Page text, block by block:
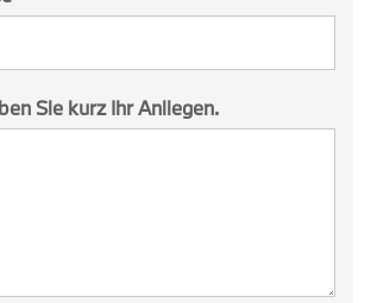
Sie kurz Ihr Anliegen.